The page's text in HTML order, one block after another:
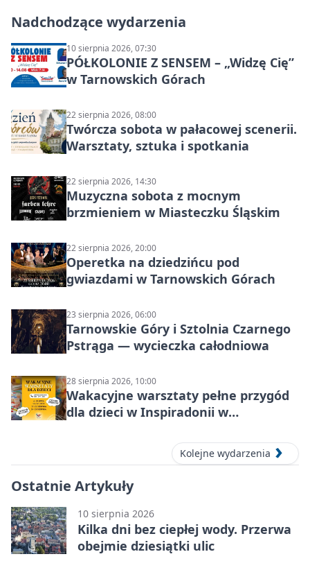
Nadchodzące wydarzenia
10 sierpnia 2026, 07:30
PÓŁKOLONIE Z SENSEM – „Widzę Cię”
w Tarnowskich Górach
22 sierpnia 2026, 08:00
Twórcza sobota w pałacowej scenerii.
Warsztaty, sztuka i spotkania
22 sierpnia 2026, 14:30
Muzyczna sobota z mocnym
brzmieniem w Miasteczku Śląskim
22 sierpnia 2026, 20:00
Operetka na dziedzińcu pod
gwiazdami w Tarnowskich Górach
23 sierpnia 2026, 06:00
Tarnowskie Góry i Sztolnia Czarnego
Pstrąga — wycieczka całodniowa
28 sierpnia 2026, 10:00
Wakacyjne warsztaty pełne przygód
dla dzieci w Inspiradonii w
Kolejne wydarzenia
Ostatnie Artykuły
10 sierpnia 2026
Kilka dni bez ciepłej wody. Przerwa
obejmie dziesiątki ulic